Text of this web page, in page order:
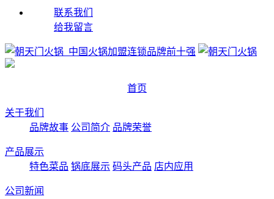
联系我们
给我留言
首页
关于我们
品牌故事 公司简介 品牌荣誉
产品展示
特色菜品 锅底展示 码头产品 店内应用
公司新闻